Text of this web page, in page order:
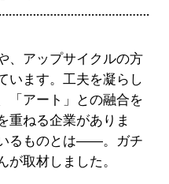
、アップサイクルの方
います。工夫を凝らし
「アート」との融合を
重ねる企業がありま
るものとは――。ガチ
が取材しました。